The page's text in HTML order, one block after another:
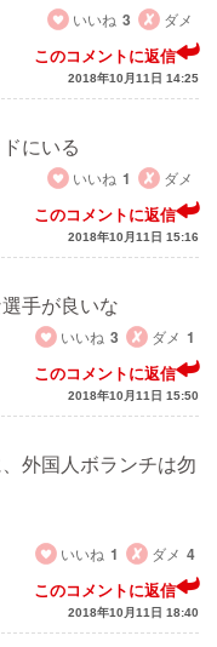
いいね 3 ダメ
このコメントに返信
2018年10月11日 14:25
にいる
いいね 1 ダメ
このコメントに返信
2018年10月11日 15:16
手が良いな
いいね 3 ダメ 1
このコメントに返信
2018年10月11日 15:50
外国人ボランチは勿
いいね 1 ダメ 4
このコメントに返信
2018年10月11日 18:40